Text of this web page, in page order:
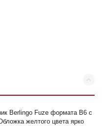
Berlingo Fuze формата B6 с
желтого цвета ярко